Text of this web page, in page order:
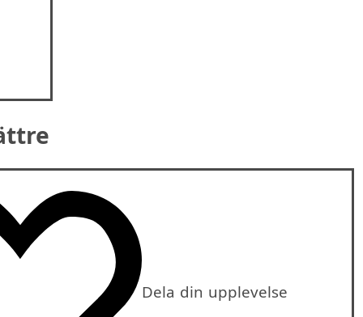
Dela din upplevelse